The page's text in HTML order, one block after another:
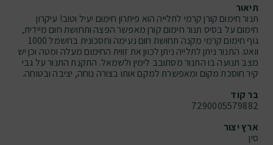
תיאור
תנור חימום קורן קרמי לתלייה הוא פיתרון חימום יעיל וטוב! עיקרון
חימום על בסיס תנור חימום קורן מאפשר הפצה ותחושת חום מיידית,
גוף חימום קרמי מקנה תחושת חום נעימה וחסכונית בחשמל 1000
וואט. התנור ניתן לתלייה ניתן לכוון את זווית החימום מעלה ומטה וכן יש
מצב תנועה בו התנור מסתובב לימין ולשמאל. התקנת התנור על גבי
קיר חוסכת מקום ומאפשרת למקם אותו בצורה נוחה, יציבה ובטוחה.
בר קוד
7290005579882
ארץ יצור
סין